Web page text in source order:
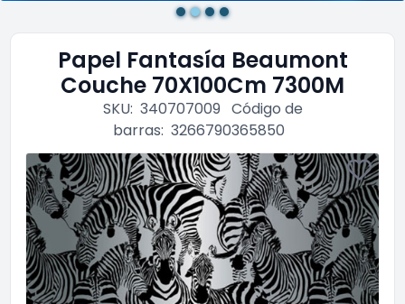
Papel Fantasía Beaumont
Couche 70X100Cm 7300M
SKU: 340707009 Código de
barras: 3266790365850